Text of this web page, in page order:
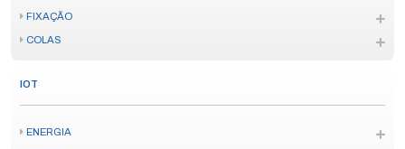
FIXAÇÃO
COLAS
IOT
ENERGIA